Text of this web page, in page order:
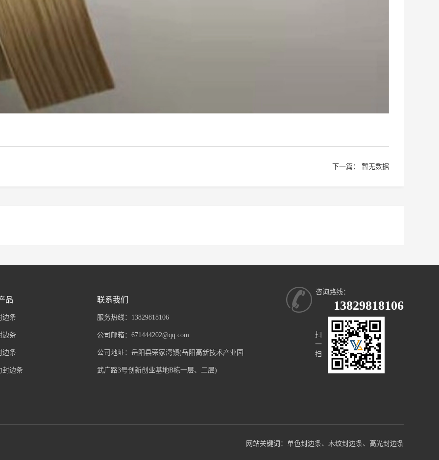
下一篇： 暂无数据
品
边条
边条
边条
封边条
联系我们
服务热线：13829818106
公司邮箱：671444202@qq.com
公司地址：岳阳县荣家湾镇(岳阳高新技术产业园
﻿武广路3号创新创业基地B栋一层、二层)
扫
一
﻿扫
咨询路线：
13829818106
网站关键词： 单色封边条、 木纹封边条、 高光封边条